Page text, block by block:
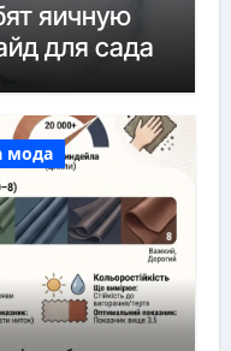
яичную
для сада
мода